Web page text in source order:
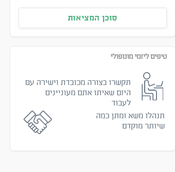
סוכן המציאות
טיפים ליזמי מונופולי
תקשרו בצורה מכובדת וישירה עם
היזם שאיתו אתם מעוניינים
לעבוד
תנהלו משא ומתן כמה
שיותר מוקדם